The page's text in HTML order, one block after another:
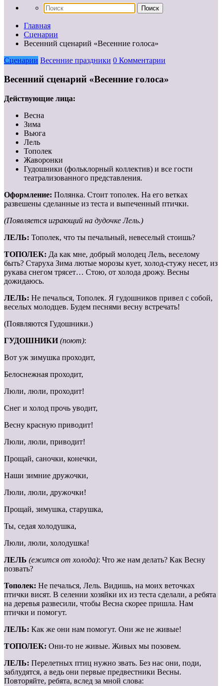
Главная
Сценарии
Весенний сценарий «Весенние голоса»
Сценарии Весенние праздники 0 Комментарии
Весенний сценарий «Весенние голоса»
Действующие лица:
Весна
Зима
Вьюга
Лель
Тополек
Жаворонки
Гудошники (фольклорный коллектив) и все гости
театрализованного представления.
Оформление: Полянка. Стоит тополек. На его ветках
развешены сделанные из теста и выпеченный птички.
(Появляется играющий на дудочке Лель.)
ЛЕЛЬ: Тополек, что ты печальный, невеселый стоишь?
ТОПОЛЕК: Да как мне, добрый молодец Лель, веселому
быть? Старуха Зима лютые морозы кует, холод-стужу несет, из
рукава снегом трясет… Стою, от холода дрожу. Весны
дожидаюсь.
ЛЕЛЬ: Не печалься, Тополек. Я гудошников привел с собой,
веселых молодцев. Будем песнями весну встречать!
(Появляются Гудошники.)
ГУДОШНИКИ (поют):
Вот уж зимушка проходит,
Белоснежная проходит,
Люли, люли, проходит!
Снег и холод прочь уводит,
Весну красную приводит!
Люли, люли, приводит!
Прощай, саночки, конечки,
Наши зимние дружочки,
Люли, люли, дружочки!
Прощай, зимушка, старушка,
Ты, седая холодушка,
Люли, люли, холодушка!
ЛЕЛЬ (ежится от холода): Что же нам делать? Как Весну
позвать?
Тополек: Не печалься, Лель. Видишь, на моих веточках
птички висят. В селении хозяйки их из теста сделали, а ребята
на деревья развесили, чтобы Весна скорее пришла. Нам
птички и помогут.
ЛЕЛЬ: Как же они нам помогут. Они же не живые!
ТОПОЛЕК: Они-то не живые. Живых мы позовем.
ЛЕЛЬ: Перелетных птиц нужно звать. Без нас они, поди,
заблудятся, а ведь они первые предвестники Весны.
Повторяйте, ребята, вслед за мной слова: